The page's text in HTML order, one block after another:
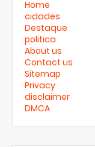
Home
cidades
Destaque
politica
About us
Contact us
Sitemap
Privacy
disclaimer
DMCA